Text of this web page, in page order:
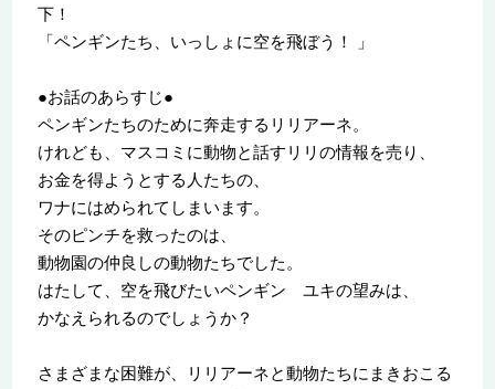
下！
「ペンギンたち、いっしょに空を飛ぼう！ 」
●お話のあらすじ●
ペンギンたちのために奔走するリリアーネ。
けれども、マスコミに動物と話すリリの情報を売り、
お金を得ようとする人たちの、
ワナにはめられてしまいます。
そのピンチを救ったのは、
動物園の仲良しの動物たちでした。
はたして、空を飛びたいペンギン ユキの望みは、
かなえられるのでしょうか？
さまざまな困難が、リリアーネと動物たちにまきおこる